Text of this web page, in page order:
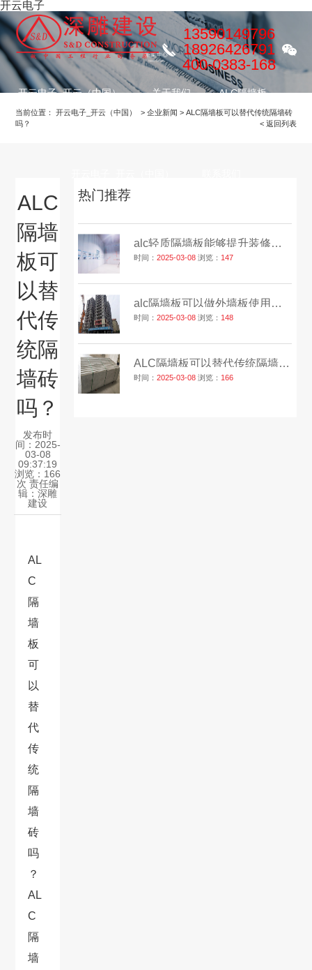
开云电子
13590149796
18926426791
400-0383-168
开云电子_开云（中国） 关于我们 ALC隔墙板
当前位置： 开云电子_开云（中国） >企业新闻 >ALC隔墙板可以替代传统隔墙砖
吗？
< 返回列表
ALC
隔墙
板可
以替
代传
统隔
墙砖
吗？
发布时
间：2025-
03-08
09:37:19
浏览：166
次 责任编
辑： 深雕
建设
AL
C
隔
墙
板
可
以
替
代
传
统
隔
墙
砖
吗
？
AL
C
隔
墙
热门推荐
alc轻质隔墙板能够提升装修效率吗？
时间：2025-03-08 浏览： 147
alc隔墙板可以做外墙板使用吗？
时间：2025-03-08 浏览： 148
ALC隔墙板可以替代传统隔墙砖吗？
时间：2025-03-08 浏览： 166